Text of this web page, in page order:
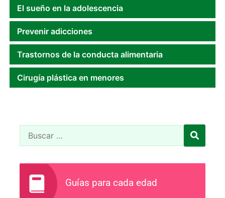
El sueño en la adolescencia
Prevenir adicciones
Trastornos de la conducta alimentaria
Cirugía plástica en menores
Guías para cada edad